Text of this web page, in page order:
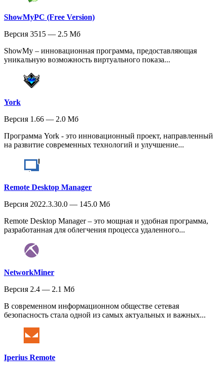
ShowMyPC (Free Version)
Версия 3515 — 2.5 Мб
ShowMy – инновационная программа, предоставляющая
уникальную возможность виртуального показа...
York
Версия 1.66 — 2.0 Мб
Программа York - это инновационный проект, направленный
на развитие современных технологий и улучшение...
Remote Desktop Manager
Версия 2022.3.30.0 — 145.0 Мб
Remote Desktop Manager – это мощная и удобная программа,
разработанная для облегчения процесса удаленного...
NetworkMiner
Версия 2.4 — 2.1 Мб
В современном информационном обществе сетевая
безопасность стала одной из самых актуальных и важных...
Iperius Remote